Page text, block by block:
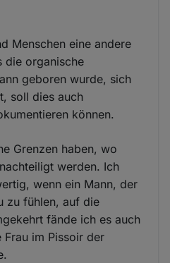
Menschen eine andere
die organische
geboren wurde, sich
soll dies auch
können.
Grenzen haben, wo
werden. Ich
wenn ein Mann, der
zu fühlen, auf die
fände ich es auch
im Pissoir der